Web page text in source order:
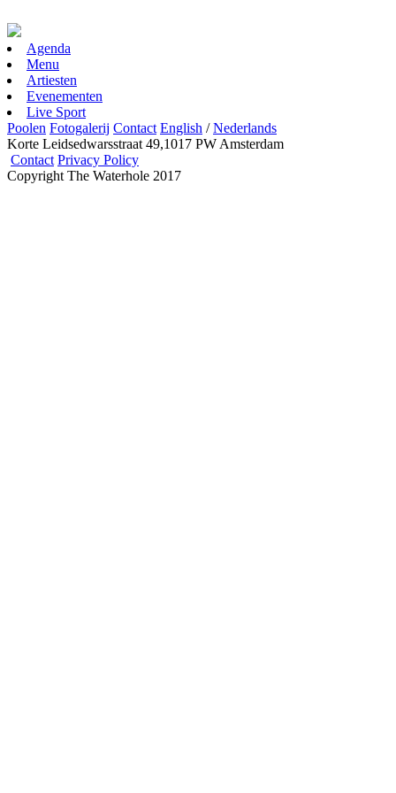
Agenda
Menu
Artiesten
Evenementen
Live Sport
Poolen Fotogalerij Contact English /Nederlands
Korte Leidsedwarsstraat 49,1017 PW Amsterdam
Contact Privacy Policy
Copyright The Waterhole 2017